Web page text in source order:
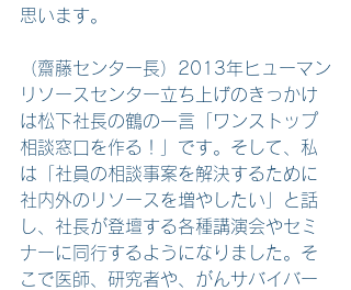
思います。
（齋藤センター長）2013年ヒューマン
リソースセンター立ち上げのきっかけ
は松下社長の鶴の一言「ワンストップ
相談窓口を作る！」です。そして、私
は「社員の相談事案を解決するために
社内外のリソースを増やしたい」と話
し、社長が登壇する各種講演会やセミ
ナーに同行するようになりました。そ
こで医師、研究者や、がんサバイバー